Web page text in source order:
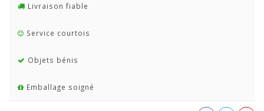
Livraison fiable
Service courtois
Objets bénis
Emballage soigné